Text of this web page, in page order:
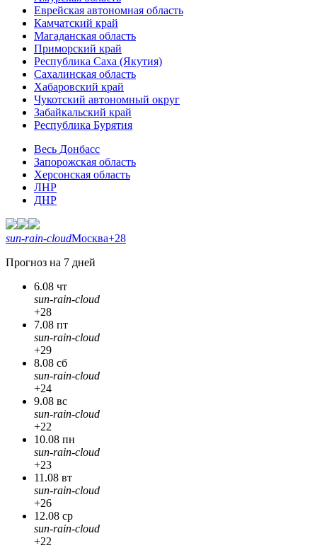
Еврейская автономная область
Камчатский край
Магаданская область
Приморский край
Республика Саха (Якутия)
Сахалинская область
Хабаровский край
Чукотский автономный округ
Забайкальский край
Республика Бурятия
Весь Донбасс
Запорожская область
Херсонская область
ЛНР
ДНР
sun-rain-cloudМосква+28
Прогноз на 7 дней
6.08 чт
sun-rain-cloud
+28
7.08 пт
sun-rain-cloud
+29
8.08 сб
sun-rain-cloud
+24
9.08 вс
sun-rain-cloud
+22
10.08 пн
sun-rain-cloud
+23
11.08 вт
sun-rain-cloud
+26
12.08 ср
sun-rain-cloud
+22